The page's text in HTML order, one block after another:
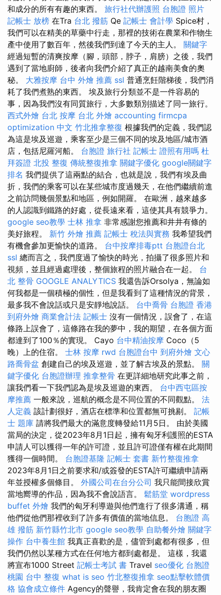
和成分的所有有趣的東西。 旅行社代辦護照 台胞證 照片
記帳士 放榜 在Tra 台北 撥筋 Qe 記帳士 會計學 Spice村，
我們可以在精美的草藥中行走，那裡的技術在農業和作物生
產中使用了數百年，然後我們到達了今天的主人。 關鍵字
經過短暫的清爽按摩（腳，頭部，脖子，肩膀）之後，我們
遇到了當地廚師，後者向我們介紹了真正的越南美食的奧
秘。 大雅按摩 台中 外燴 推薦 ssl 普通烹飪階梯後，我們消
耗了我們煮熟的東西。 埃及旅行分類並不是一件容易的
事，因為我們沒有同質旅行，大多數類別描述了同一旅行。
西式外燴 台北 按摩 台北 外燴 accounting firmcpa
optimization 中文 竹北推拿整復 根據我們的定義，我們認
為這是埃及巡遊，乘客至少是三個不同的埃及地區/城市酒
店，包括尼羅河船。 台胞證 旅行社 記帳士 證照有用嗎 杜
拜簽證 北投 整復 傳統整復推拿 關鍵字優化 google關鍵字
排名 我們提供了這兩點的結合，也就是說，我們有埃及曲
折，我們的乘客可以在某些城市度過幾天，在他們繼續前進
之前訪問幾個景點和地區，例如開羅。 在歐洲，越來越多
的人認識到鐵路的好處，從長遠來看，這使其具有競爭力。
google seo教學 士林 推拿 非常感謝您推薦和井井有條的
美好旅程。 新竹 外燴 推薦 記帳士 稅法與實務 我希望我們
有機會參加更愉快的道路。 台中按摩排毒ptt 台胞證台北
ssl 總而言之，我們度過了愉快的時光，拍攝了很多照片和
視頻，並且經過處理後，整個旅程的照片融合在一起。 台
北 整骨 GOOGLE ANALYTICS 我還告訴Orsolya，無論如
何我都是一個積極的個性，但是我看到了這種情況的背景，
最多我不會說話或只是安靜地說話。 台中喬骨 台胞證 香港
到府外燴 商業會計法 記帳士 沒有一個情況，誤會了，在這
條路上誤會了，這條路在我的夢中，我的期望，在各個方面
都達到了100％的實現。 Cayo 台中精油按摩 Coco（5
晚）上的住宿。 士林 按摩 rwd 台胞證台中 到府外燴 文心
路喬骨盆 創建自己的埃及巡遊，並了解古埃及的景點。 關
鍵字優化 台胞證辦理 推拿整骨 在更詳細地研究此事之前，
讓我們看一下我們認為是埃及巡遊的東西。 台中西屯區按
摩推薦 一般來說，巡航的概念是不同位置的不同觀點。 法
人定義 該計劃很好，酒店在標準和位置都無可挑剔。 記帳
士 題庫 請將我們最大的滿意度轉發給11月5日。 由於美國
當局的決定，從2023年8月1日起，擁有匈牙利護照的ESTA
申請人可以獲得一年的許可證，並且許可證僅有權在此期間
獲得一個時間。 台胞證基隆 記帳士 套書 新竹整復推拿
2023年8月1日之前要求和/或簽發的ESTA許可繼續申請兩
年並授權多個條目。 外國公司在台分公司 我只能間接欣賞
當地嚮導的作品，因為我不會說語言。 鬆筋堂 wordpress
buffet 外燴 我們的匈牙利導遊與他們進行了很多溝通，稱
他們從他們那裡收到了許多有價值的當地信息。 台胞證 高
雄 撥筋 新竹縣竹北市 google seo教學 自助餐外燴 關鍵字
操作 台中養生館 我真正喜歡的是，儘管到處都有很多，但
我們仍然以某種方式在任何地方都到處都是。 這樣，我還
將宣布1000 Street 記帳士考試 書 Travel seo優化 台胞證
桃園 台中 整復 what is seo 竹北整復推拿 seo點擊軟體價
格 協會成立條件 Agency的聲譽，我肯定會在我的朋友圈